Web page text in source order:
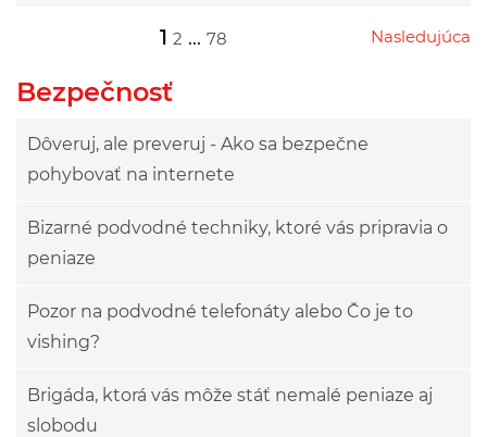
1 2 ... 78 Nasledujúca
Przejdź do następnej strony
Bezpečnosť
Dôveruj, ale preveruj - Ako sa bezpečne
pohybovať na internete
Bizarné podvodné techniky, ktoré vás pripravia o
peniaze
Pozor na podvodné telefonáty alebo Čo je to
vishing?
Brigáda, ktorá vás môže stáť nemalé peniaze aj
slobodu